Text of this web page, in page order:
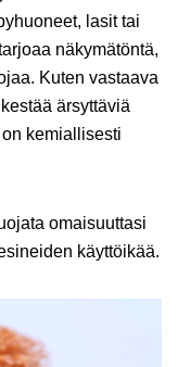
lasit tai
näkymätöntä,
Kuten vastaava
ärsyttäviä
kemiallisesti
omaisuuttasi
käyttöikää.